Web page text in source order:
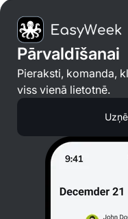
Pārvaldīšanai
Pieraksti, komanda,
viss vienā lietotnē.